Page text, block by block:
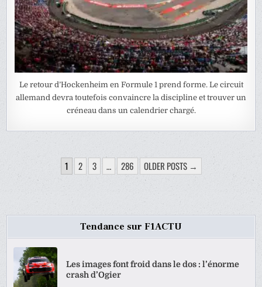
Le retour d’Hockenheim en Formule 1 prend forme. Le circuit
allemand devra toutefois convaincre la discipline et trouver un
créneau dans un calendrier chargé.
PAGINATION
1 2 3 … 286 OLDER POSTS →
Tendance sur F1ACTU
Les images font froid dans le dos : l’énorme
crash d’Ogier